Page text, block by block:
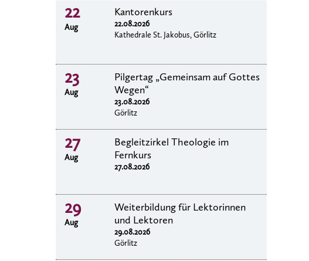
22
Aug
Kantorenkurs
22.08.2026
Kathedrale St. Jakobus, Görlitz
23
Aug
Pilgertag „Gemeinsam auf Gottes
Wegen“
23.08.2026
Görlitz
27
Aug
Begleitzirkel Theologie im
Fernkurs
27.08.2026
29
Aug
Weiterbildung für Lektorinnen
und Lektoren
29.08.2026
Görlitz